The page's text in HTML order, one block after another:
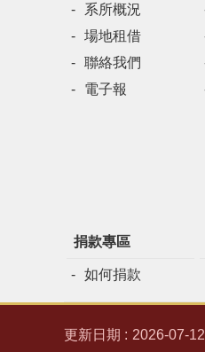
系所概況
場地租借
聯絡我們
電子報
捐款專區
如何捐款
更新日期 2026-07-12